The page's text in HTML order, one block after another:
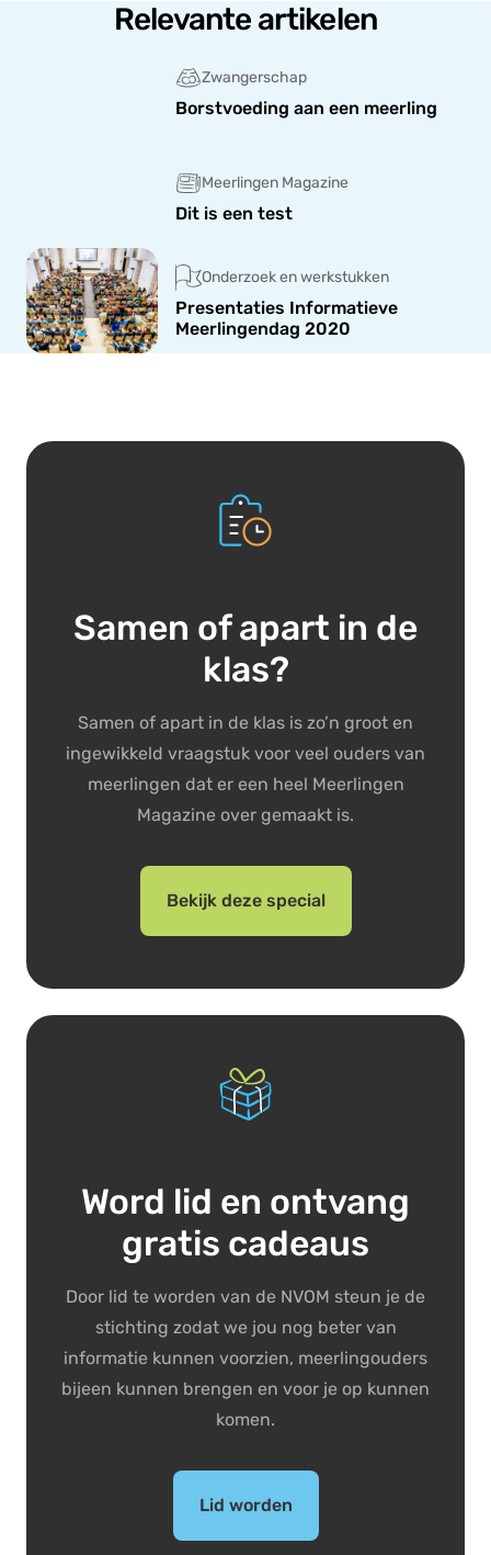
Relevante artikelen
Zwangerschap
Borstvoeding aan een meerling
Meerlingen Magazine
Dit is een test
Onderzoek en werkstukken
Presentaties Informatieve
Meerlingendag 2020
Samen of apart in de
klas?
Samen of apart in de klas is zo’n groot en
ingewikkeld vraagstuk voor veel ouders van
meerlingen dat er een heel Meerlingen
Magazine over gemaakt is.
Bekijk deze special
Word lid en ontvang
gratis cadeaus
Door lid te worden van de NVOM steun je de
stichting zodat we jou nog beter van
informatie kunnen voorzien, meerlingouders
bijeen kunnen brengen en voor je op kunnen
komen.
Lid worden